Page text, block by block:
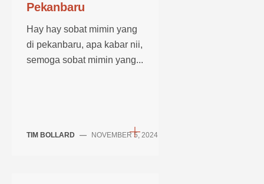
Pekanbaru
Hay hay sobat mimin yang
di pekanbaru, apa kabar nii,
semoga sobat mimin yang...
TIM BOLLARD — NOVEMBER 5, 2024